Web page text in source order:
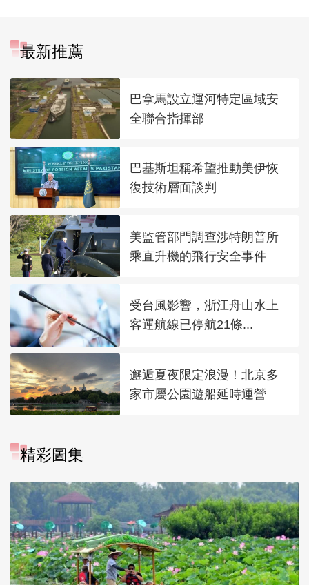
最新推薦
巴拿馬設立運河特定區域安
全聯合指揮部
巴基斯坦稱希望推動美伊恢
復技術層面談判
美監管部門調查涉特朗普所
乘直升機的飛行安全事件
受台風影響，浙江舟山水上
客運航線已停航21條...
邂逅夏夜限定浪漫！北京多
家市屬公園遊船延時運營
精彩圖集